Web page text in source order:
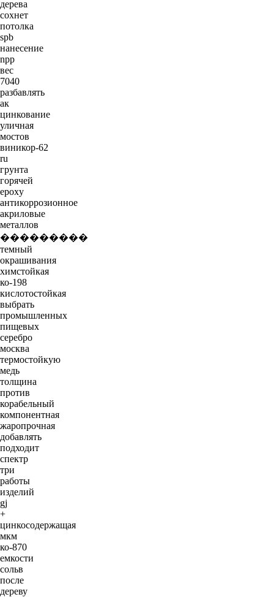
дерева
сохнет
потолка
spb
нанесение
npp
вес
7040
разбавлять
ак
цинкование
уличная
мостов
виникор-62
ru
грунта
горячей
epoxy
антикоррозионное
акриловые
металлов
���������
темный
окрашивания
химстойкая
ко-198
кислотостойкая
выбрать
промышленных
пищевых
серебро
москва
термостойкую
медь
толщина
против
корабельный
компонентная
жаропрочная
добавлять
подходит
спектр
три
работы
изделий
gj
+
цинкосодержащая
мкм
ко-870
емкости
сольв
после
дереву